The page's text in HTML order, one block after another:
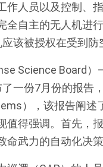
作人员以及控制、
全自主的无人机进
该被授权在受到
Science Board
一份7月份的报告
），该报告阐
得强调。首先，
命武力的自动化决